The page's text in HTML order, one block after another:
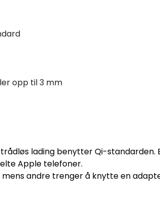
opp til 3 mm
lading benytter Qi-standarden.
Apple telefoner.
andre trenger å knytte en